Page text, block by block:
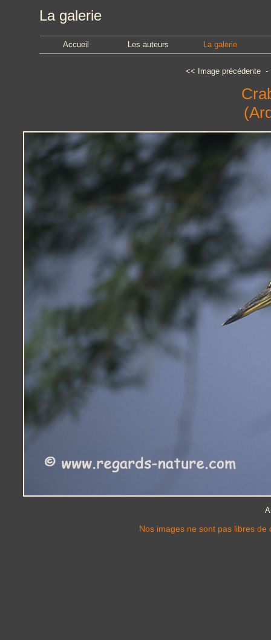
La galerie
Accueil Les auteurs La galerie
<< Image précédente
Nos images ne sont pas libres